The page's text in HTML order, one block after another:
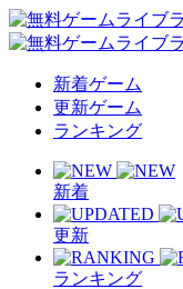
新着ゲーム
更新ゲーム
ランキング
新着
更新
ランキング